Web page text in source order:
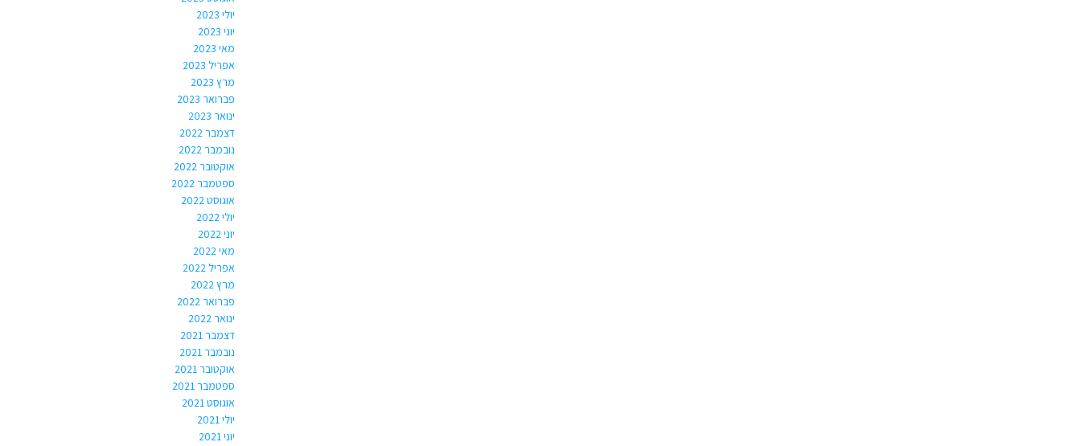
יולי 2023
יוני 2023
מאי 2023
אפריל 2023
מרץ 2023
פברואר 2023
ינואר 2023
דצמבר 2022
נובמבר 2022
אוקטובר 2022
ספטמבר 2022
אוגוסט 2022
יולי 2022
יוני 2022
מאי 2022
אפריל 2022
מרץ 2022
פברואר 2022
ינואר 2022
דצמבר 2021
נובמבר 2021
אוקטובר 2021
ספטמבר 2021
אוגוסט 2021
יולי 2021
יוני 2021